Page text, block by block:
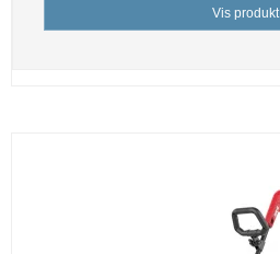
Vis produkt